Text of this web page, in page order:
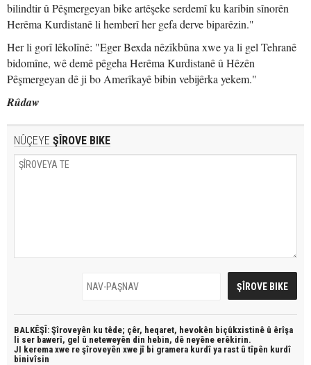
bilindtir û Pêşmergeyan bike artêşeke serdemî ku karibin sînorên
Herêma Kurdistanê li hemberî her gefa derve biparêzin."
Her li gorî lêkolînê: "Eger Bexda nêzîkbûna xwe ya li gel Tehranê
bidomîne, wê demê pêgeha Herêma Kurdistanê û Hêzên
Pêşmergeyan dê ji bo Amerîkayê bibin vebijêrka yekem."
Rûdaw
NÛÇEYE ŞÎROVE BIKE
BALKÊŞÎ: Şîroveyên ku têde; çêr, heqaret, hevokên biçûkxistinê û êrîşa
li ser bawerî, gel û neteweyên din hebin, dê neyêne erêkirin.
JI kerema xwe re şîroveyên xwe jî bi gramera kurdî ya rast û tîpên kurdî
binivîsin